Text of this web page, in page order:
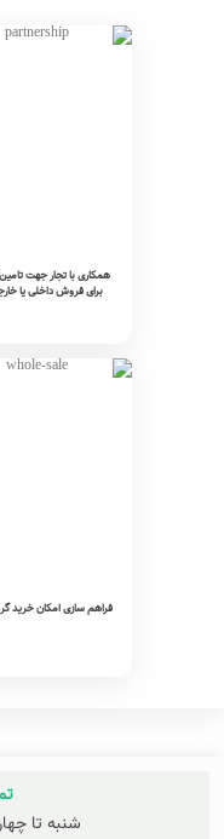
همکاری با تجار جهت تامین
برای فروش داخلی یا
فراهم سازی امکان خرید
شنبه تا